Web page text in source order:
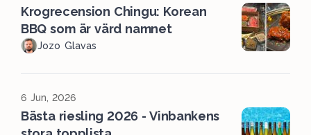
Krogrecension Chingu: Korean
BBQ som är värd namnet
Jozo Glavas
6 Jun, 2026
Bästa riesling 2026 - Vinbankens